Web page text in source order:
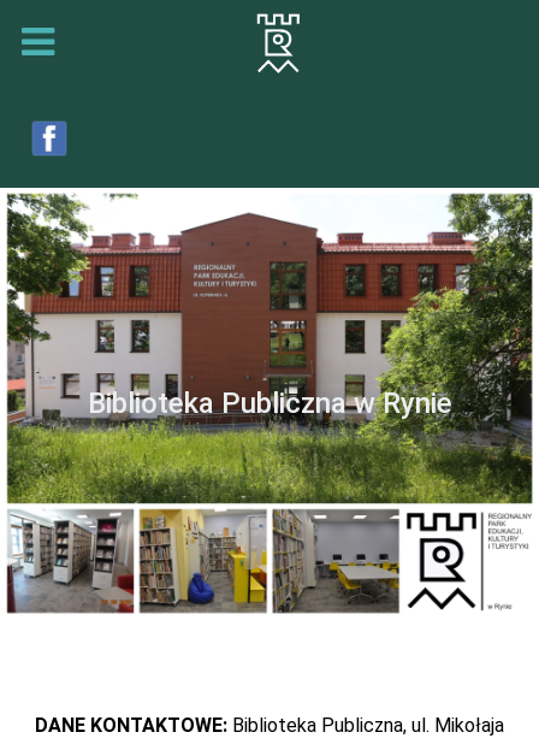
Biblioteka Publiczna w Rynie
DANE KONTAKTOWE: Biblioteka Publiczna, ul. Mikołaja